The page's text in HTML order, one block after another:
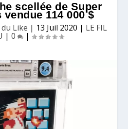
scellée de Super
114 000 $
Like | 13 Juil 2020 | LE FIL
| 0 |